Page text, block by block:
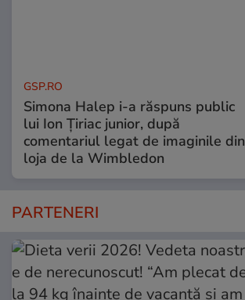
GSP.RO
Simona Halep i-a răspuns public
lui Ion Țiriac junior, după
comentariul legat de imaginile din
loja de la Wimbledon
PARTENERI